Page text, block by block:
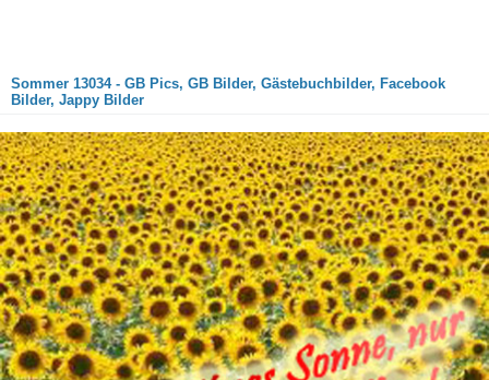
Sommer 13034 - GB Pics, GB Bilder, Gästebuchbilder, Facebook
Bilder, Jappy Bilder